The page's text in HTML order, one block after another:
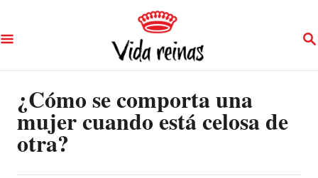
k
i
S
¿Cómo se comporta una
mujer cuando está celosa de
otra?